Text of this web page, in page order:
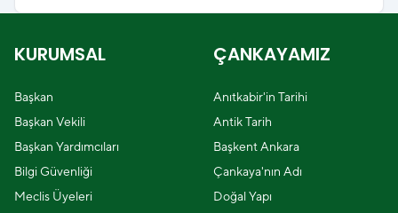
KURUMSAL
Başkan
Başkan Vekili
Başkan Yardımcıları
Bilgi Güvenliği
Meclis Üyeleri
ÇANKAYAMIZ
Anıtkabir'in Tarihi
Antik Tarih
Başkent Ankara
Çankaya'nın Adı
Doğal Yapı